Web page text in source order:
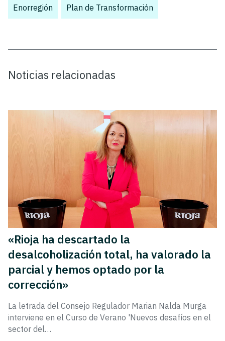
Enorregión Plan de Transformación
Noticias relacionadas
«Rioja ha descartado la
desalcoholización total, ha valorado la
parcial y hemos optado por la
corrección»
La letrada del Consejo Regulador Marian Nalda Murga
interviene en el Curso de Verano 'Nuevos desafíos en el
sector del…